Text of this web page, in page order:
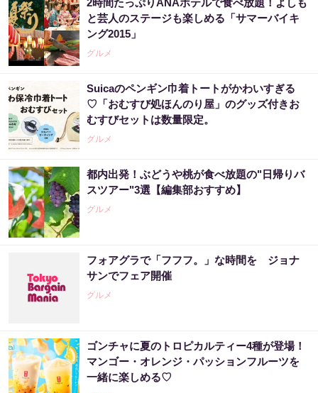
2時間たっぷりANAホテルで食べ放題！よしも
と芸人のステージも楽しめる「サマーバイキ
ング2015」
グルメ
Suicaのペンギン巾着トートがかわいすぎる
♡「おむすび処ほんのり屋」のグッズ付きお
むすびセットは数量限定。
グルメ
都内出発！ぶどうや桃が食べ放題の"日帰りバ
スツアー"3選【編集部おすすめ】
グルメ
フォアグラで「フフフ。」な時間を ジョナ
サンでフェア開催
グルメ
ゴンチャに夏のトロピカルティー4種が登場！
マンゴー・オレンジ・パッションフルーツを
一緒に楽しめる♡